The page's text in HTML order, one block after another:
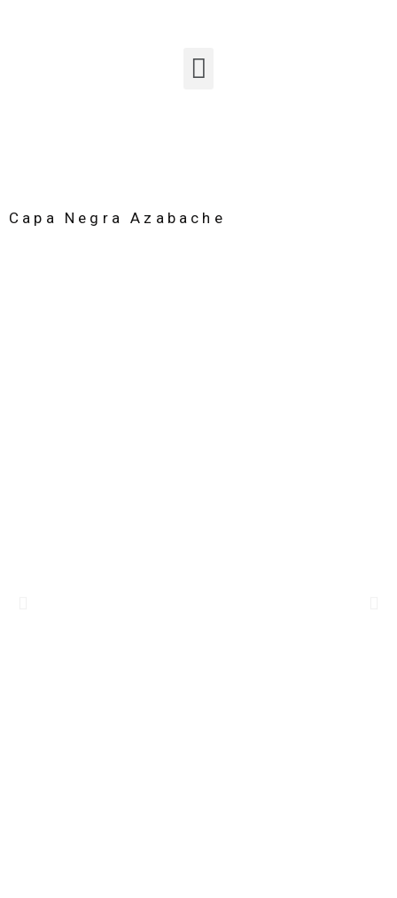
Capa Negra Azabache